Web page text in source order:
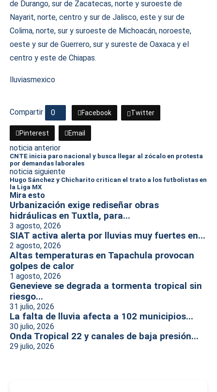
de Durango, sur de Zacatecas, norte y suroeste de
Nayarit, norte, centro y sur de Jalisco, este y sur de
Colima, norte, sur y suroeste de Michoacán, noroeste,
oeste y sur de Guerrero, sur y sureste de Oaxaca y el
centro y este de Chiapas.
lluviasmexico
Compartir 0 Facebook Twitter
Pinterest Email
noticia anterior
CNTE inicia paro nacional y busca llegar al zócalo en protesta
por demandas laborales
noticia siguiente
Hugo Sánchez y Chicharito critican el trato a los futbolistas en
la Liga MX
Mira esto
Urbanización exige rediseñar obras
hidráulicas en Tuxtla, para...
3 agosto, 2026
SIAT activa alerta por lluvias muy fuertes en...
2 agosto, 2026
Altas temperaturas en Tapachula provocan
golpes de calor
1 agosto, 2026
Genevieve se degrada a tormenta tropical sin
riesgo...
31 julio, 2026
La falta de lluvia afecta a 102 municipios...
30 julio, 2026
Onda Tropical 22 y canales de baja presión...
29 julio, 2026